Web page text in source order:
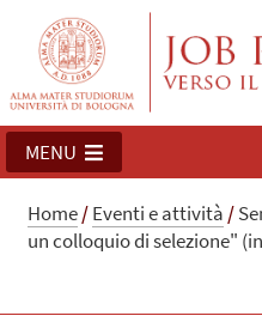
MENU
Home/Eventi e attività /
un colloquio di selezione"